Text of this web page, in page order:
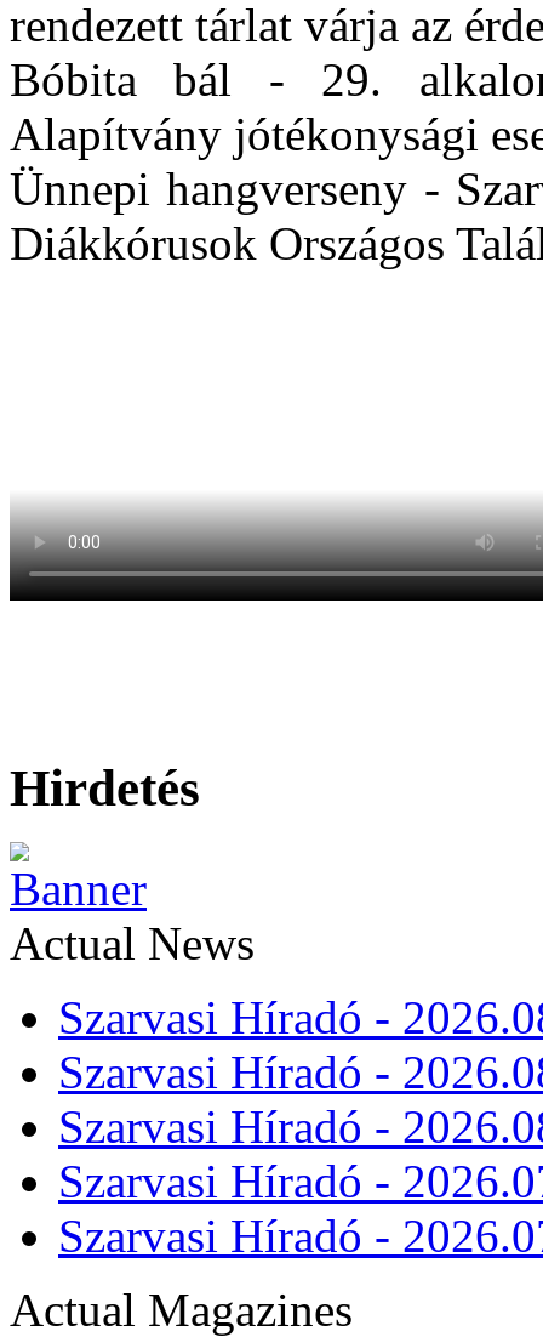
rendezett tárlat várja az
Bóbita bál - 29.
Alapítvány jótékonysági
Ünnepi hangverseny -
Diákkórusok Országos
Hirdetés
Actual News
Szarvasi Híradó -
Szarvasi Híradó -
Szarvasi Híradó -
Szarvasi Híradó -
Szarvasi Híradó -
Actual Magazines